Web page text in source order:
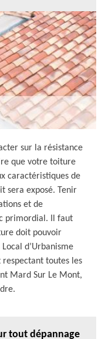
sur la résistance
que votre toiture
caractéristiques de
sera exposé. Tenir
et de
primordial. Il faut
doit pouvoir
d’Urbanisme
respectant toutes les
Mard Sur Le Mont,
tout dépannage